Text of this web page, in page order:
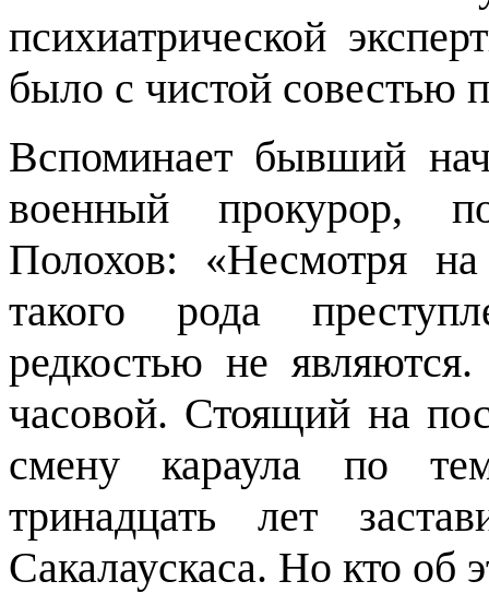
психиатрической
было с чистой совестью
Вспоминает бывший
военный прокурор,
Полохов: «Несмотря
такого рода
редкостью не
часовой. Стоящий на
смену караула по
тринадцать лет
Сакалаускаса. Но кто об